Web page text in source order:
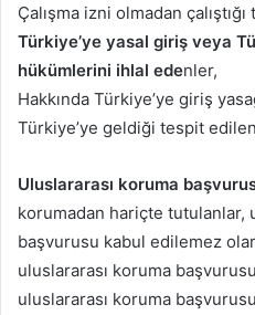
Çalışma izni olmadan
Türkiye’ye yasal giriş veya
hükümlerini ihlal edenler,
Hakkında Türkiye’ye giriş
Türkiye’ye geldiği tespit
Uluslararası koruma
korumadan hariçte tutulanlar,
başvurusu kabul edilemez
uluslararası koruma
uluslararası koruma